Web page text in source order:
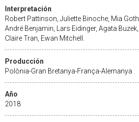
Interpretación
Robert Pattinson, Juliette Binoche, Mia Goth,
André Benjamin, Lars Eidinger, Agata Buzek,
Claire Tran, Ewan Mitchell.
Producción
Polònia-Gran Bretanya-França-Alemanya
Año
2018